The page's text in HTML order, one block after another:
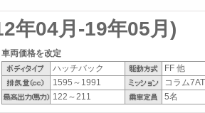
年04月-19年05月)
車両価格を改定
ハッチバック
FF 他
1595～1991
コラム7AT
122～211
5名